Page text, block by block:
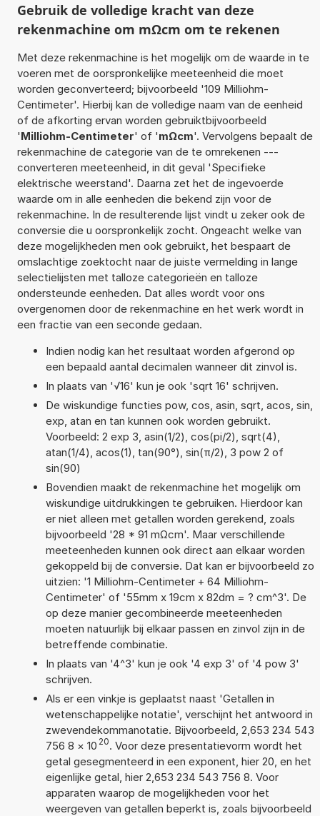
Gebruik de volledige kracht van deze
rekenmachine om mΩcm om te rekenen
Met deze rekenmachine is het mogelijk om de waarde in te
voeren met de oorspronkelijke meeteenheid die moet
worden geconverteerd; bijvoorbeeld '109 Milliohm-
Centimeter'. Hierbij kan de volledige naam van de eenheid
of de afkorting ervan worden gebruiktbijvoorbeeld
'Milliohm-Centimeter' of 'mΩcm'. Vervolgens bepaalt de
rekenmachine de categorie van de te omrekenen ---
converteren meeteenheid, in dit geval 'Specifieke
elektrische weerstand'. Daarna zet het de ingevoerde
waarde om in alle eenheden die bekend zijn voor de
rekenmachine. In de resulterende lijst vindt u zeker ook de
conversie die u oorspronkelijk zocht. Ongeacht welke van
deze mogelijkheden men ook gebruikt, het bespaart de
omslachtige zoektocht naar de juiste vermelding in lange
selectielijsten met talloze categorieën en talloze
ondersteunde eenheden. Dat alles wordt voor ons
overgenomen door de rekenmachine en het werk wordt in
een fractie van een seconde gedaan.
Indien nodig kan het resultaat worden afgerond op
een bepaald aantal decimalen wanneer dit zinvol is.
In plaats van '√16' kun je ook 'sqrt 16' schrijven.
De wiskundige functies pow, cos, asin, sqrt, acos, sin,
exp, atan en tan kunnen ook worden gebruikt.
Voorbeeld: 2 exp 3, asin(1/2), cos(pi/2), sqrt(4),
atan(1/4), acos(1), tan(90°), sin(π/2), 3 pow 2 of
sin(90)
Bovendien maakt de rekenmachine het mogelijk om
wiskundige uitdrukkingen te gebruiken. Hierdoor kan
er niet alleen met getallen worden gerekend, zoals
bijvoorbeeld '28 * 91 mΩcm'. Maar verschillende
meeteenheden kunnen ook direct aan elkaar worden
gekoppeld bij de conversie. Dat kan er bijvoorbeeld zo
uitzien: '1 Milliohm-Centimeter + 64 Milliohm-
Centimeter' of '55mm x 19cm x 82dm = ? cm^3'. De
op deze manier gecombineerde meeteenheden
moeten natuurlijk bij elkaar passen en zinvol zijn in de
betreffende combinatie.
In plaats van '4^3' kun je ook '4 exp 3' of '4 pow 3'
schrijven.
Als er een vinkje is geplaatst naast 'Getallen in
wetenschappelijke notatie', verschijnt het antwoord in
zwevendekommanotatie. Bijvoorbeeld, 2,653 234 543
756 8 × 10 20. Voor deze presentatievorm wordt het
getal gesegmenteerd in een exponent, hier 20, en het
eigenlijke getal, hier 2,653 234 543 756 8. Voor
apparaten waarop de mogelijkheden voor het
weergeven van getallen beperkt is, zoals bijvoorbeeld